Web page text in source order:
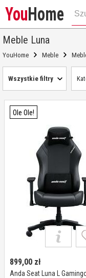
YouHome
Meble Luna
YouHome Meble
Wszystkie filtry
Ole Ole!
899,00 zł
Anda Seat Luna L